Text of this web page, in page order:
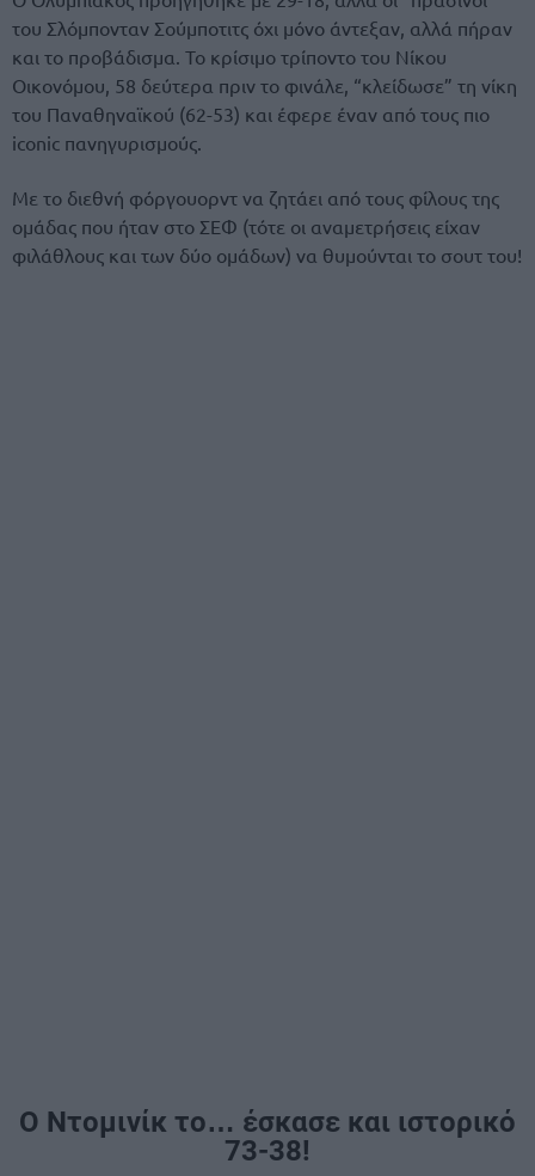
του Σλόμπονταν Σούμποτιτς όχι μόνο άντεξαν, αλλά πήραν
και το προβάδισμα. Το κρίσιμο τρίποντο του Νίκου
Οικονόμου, 58 δεύτερα πριν το φινάλε, “κλείδωσε” τη νίκη
του Παναθηναϊκού (62-53) και έφερε έναν από τους πιο
iconic πανηγυρισμούς.
Με το διεθνή φόργουορντ να ζητάει από τους φίλους της
ομάδας που ήταν στο ΣΕΦ (τότε οι αναμετρήσεις είχαν
φιλάθλους και των δύο ομάδων) να θυμούνται το σουτ του!
Ο Ντομινίκ το… έσκασε και ιστορικό
73-38!